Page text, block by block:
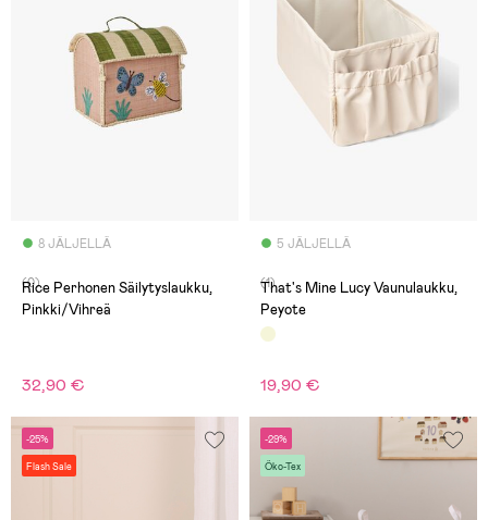
8 JÄLJELLÄ
(0)
Rice Perhonen Säilytyslaukku,
Pinkki/Vihreä
32,90 €
5 JÄLJELLÄ
(1)
That's Mine Lucy Vaunulaukku,
Peyote
19,90 €
-25%
Flash Sale
-29%
Öko-Tex